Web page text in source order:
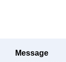
Message